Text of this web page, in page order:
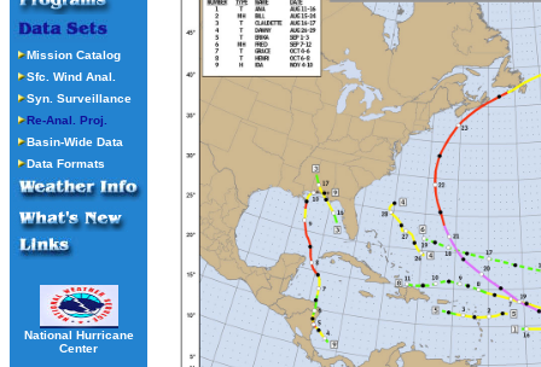
Mission Catalog
Sfc. Wind Anal.
Syn. Surveillance
Re-Anal. Proj.
Basin-Wide Data
Data Formats
National Hurricane
Center